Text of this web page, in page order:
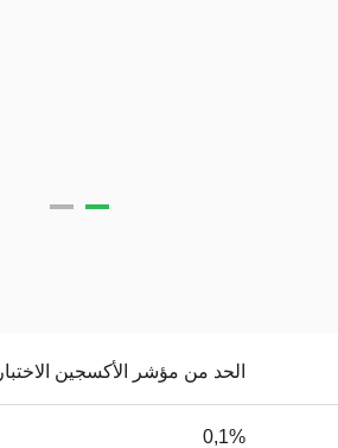
الحد من مؤشر الأكسجين الاختبار
0,1%